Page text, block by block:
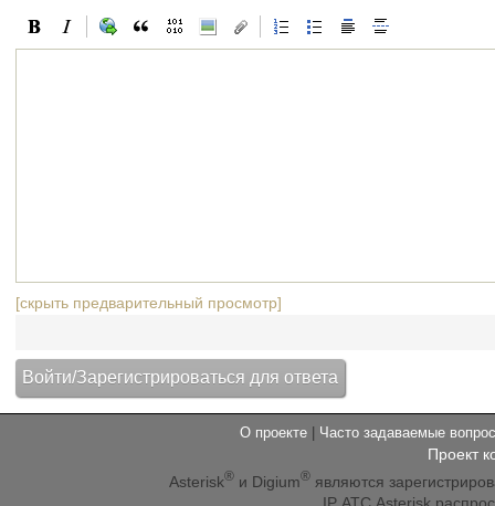
[скрыть предварительный просмотр]
О проекте Часто задаваемые
Проект
Asterisk® и Digium® являются